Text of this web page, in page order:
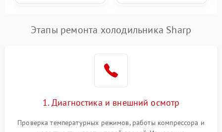
Этапы ремонта холодильника Sharp
1. Диагностика и внешний осмотр
Проверка температурных режимов, работы компрессора и